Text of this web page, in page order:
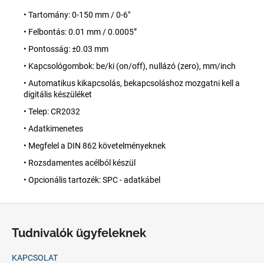
• Tartomány: 0-150 mm / 0-6"
• Felbontás: 0.01 mm / 0.0005”
• Pontosság: ±0.03 mm
• Kapcsológombok: be/ki (on/off), nullázó (zero), mm/inch
• Automatikus kikapcsolás, bekapcsoláshoz mozgatni kell a
digitális készüléket
• Telep: CR2032
• Adatkimenetes
• Megfelel a DIN 862 követelményeknek
• Rozsdamentes acélból készül
• Opcionális tartozék: SPC - adatkábel
Tudnivalók ügyfeleknek
KAPCSOLAT